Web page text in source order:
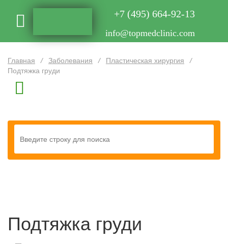
+7 (495) 664-92-13
info@topmedclinic.com
Главная / Заболевания / Пластическая хирургия
/
Подтяжка груди
Подтяжка груди